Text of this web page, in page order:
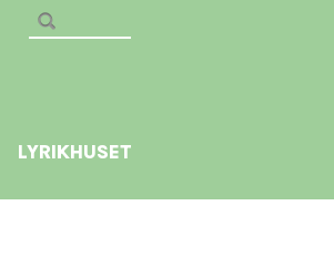
LYRIKHUSET